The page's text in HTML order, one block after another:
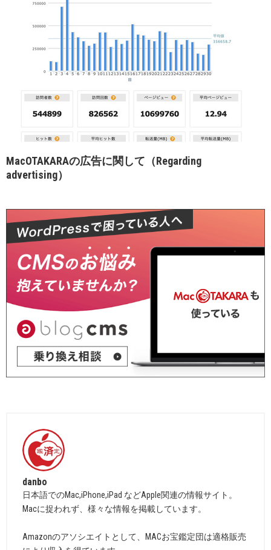
MacOTAKARAの広告に関して（Regarding
advertising）
danbo
日本語でのMac,iPhone,iPad などApple関連の情報サイト。
Macに捉われず、様々な情報を掲載しています。
Amazonのアソシエイトとして、MACお宝鑑定団は適格販売